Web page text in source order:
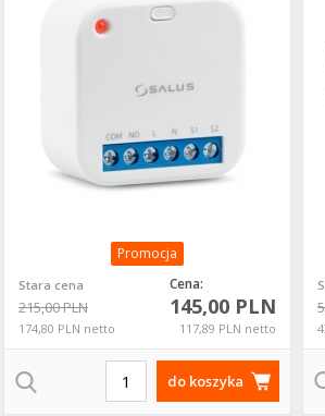
Promocja
Stara cena
215,00 PLN
174,80 PLN netto
Cena:
145,00 PLN
117,89 PLN netto
do koszyka